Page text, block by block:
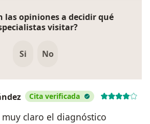
las opiniones a decidir qué
visitar?
Si No
Cita verificada
claro el diagnóstico